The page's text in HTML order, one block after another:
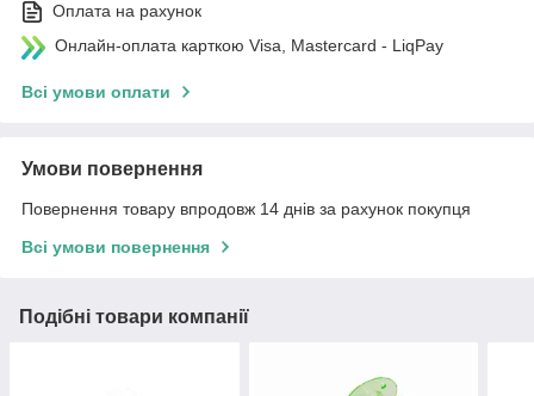
Оплата на рахунок
Онлайн-оплата карткою Visa, Mastercard - LiqPay
Всі умови оплати
Умови повернення
Повернення товару впродовж 14 днів за рахунок покупця
Всі умови повернення
Подібні товари компанії